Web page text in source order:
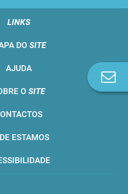
LINKS
DO SITE
AJUDA
O SITE
ESTAMOS